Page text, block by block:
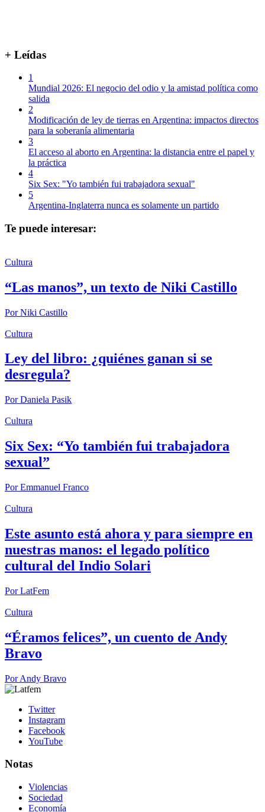
+ Leídas
1
Mundial 2026: El negocio del odio y la amistad política como
salida
2
Modificación de ley de tierras en Argentina: impactos directos
para la soberanía alimentaria
3
El acceso al aborto en Argentina: la distancia entre el papel y
la práctica
4
Six Sex: "Yo también fui trabajadora sexual"
5
Argentina-Inglaterra nunca es solamente un partido
Te puede interesar:
Cultura
“Las manos”, un texto de Niki Castillo
PorNiki Castillo
Cultura
Ley del libro: ¿quiénes ganan si se
desregula?
PorDaniela Pasik
Cultura
Six Sex: “Yo también fui trabajadora
sexual”
PorEmmanuel Franco
Cultura
Este asunto está ahora y para siempre en
nuestras manos: el legado político
cultural del Indio Solari
PorLatFem
Cultura
“Éramos felices”, un cuento de Andy
Bravo
PorAndy Bravo
Twitter
Instagram
Facebook
YouTube
Notas
Violencias
Sociedad
Economía